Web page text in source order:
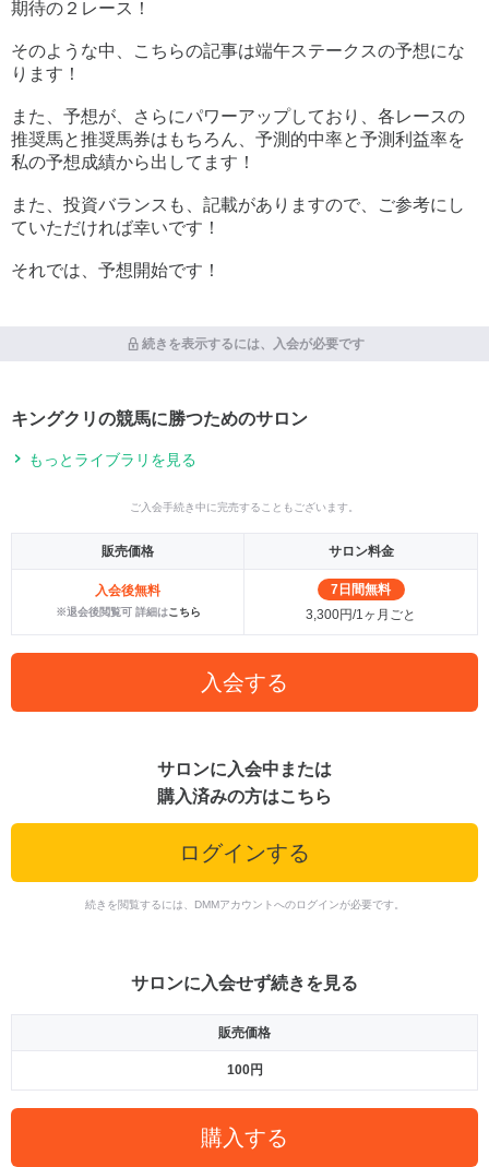
期待の２レース！
そのような中、こちらの記事は端午ステークスの予想にな
ります！
また、予想が、さらにパワーアップしており、各レースの
推奨馬と推奨馬券はもちろん、予測的中率と予測利益率を
私の予想成績から出してます！
また、投資バランスも、記載がありますので、ご参考にし
ていただければ幸いです！
それでは、予想開始です！
続きを表示するには、入会が必要です
キングクリの競馬に勝つためのサロン
もっとライブラリを見る
ご入会手続き中に完売することもございます。
販売価格 サロン料金
入会後無料
※退会後閲覧可 詳細はこちら
7日間無料
3,300円/1ヶ月ごと
入会する
サロンに入会中または
購入済みの方はこちら
ログインする
続きを閲覧するには、DMMアカウントへのログインが必要です。
サロンに入会せず続きを見る
販売価格
100円
購入する